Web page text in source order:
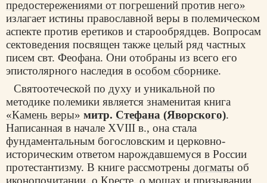
предостережениями от погрешений против него»
излагает истины православной веры в полемическом
аспекте против еретиков и старообрядцев. Вопросам
сектоведения посвящен также целый ряд частных
писем свт. Феофана. Они отобраны из всего его
эпистолярного наследия в особом сборнике.
Святоотеческой по духу и уникальной по
методике полемики является знаменитая книга
«Камень веры» митр. Стефана (Яворского).
Написанная в начале XVIII в., она стала
фундаментальным богословским и церковно-
историческим ответом нарождавшемуся в России
протестантизму. В книге рассмотрены догматы об
иконопочитании, о Кресте, о мощах и призывании